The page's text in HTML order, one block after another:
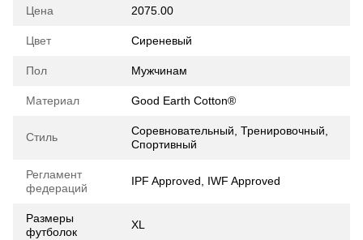
Цена 2075.00
Цвет Сиреневый
Пол Мужчинам
Материал Good Earth Cotton®
Стиль
Соревновательный, Тренировочный,
Спортивный
Регламент
федераций
IPF Approved, IWF Approved
Размеры
футболок
XL